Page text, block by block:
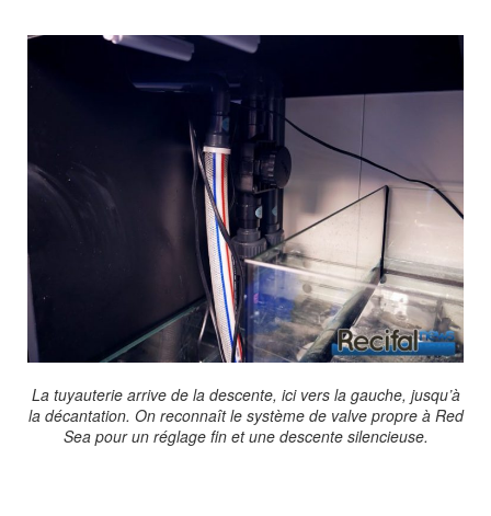
La tuyauterie arrive de la descente, ici vers la gauche, jusqu’à
la décantation. On reconnaît le système de valve propre à Red
Sea pour un réglage fin et une descente silencieuse.